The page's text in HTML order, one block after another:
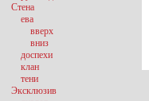
Стена
ева
вверх
вниз
доспехи
клан
тени
Эксклюзив